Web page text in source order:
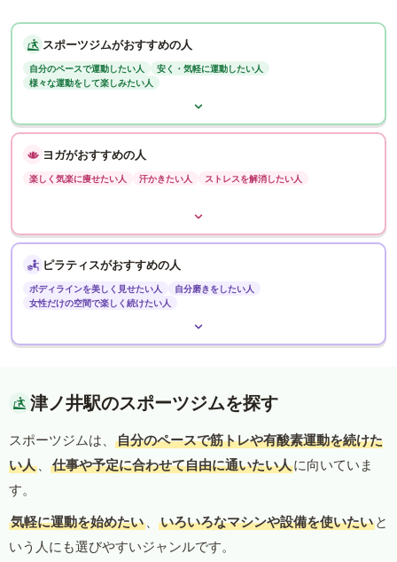
スポーツジムがおすすめの人
自分のペースで運動したい人
安く・気軽に運動したい人
様々な運動をして楽しみたい人
ヨガがおすすめの人
楽しく気楽に痩せたい人 汗かきたい人 ストレスを解消したい人
ピラティスがおすすめの人
ボディラインを美しく見せたい人
自分磨きをしたい人
女性だけの空間で楽しく続けたい人
津ノ井駅のスポーツジムを探す
スポーツジムは、
自分のペースで筋トレや有酸素運動を続けた
い人 、 仕事や予定に合わせて自由に通いたい人に向いていま
す。
気軽に運動を始めたい 、 いろいろなマシンや設備を使いたい と
いう人にも選びやすいジャンルです。